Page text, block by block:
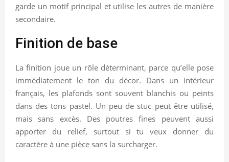
garde un motif principal et utilise les autres de manière
secondaire.
Finition de base
La finition joue un rôle déterminant, parce qu’elle pose
immédiatement le ton du décor. Dans un intérieur
français, les plafonds sont souvent blanchis ou peints
dans des tons pastel. Un peu de stuc peut être utilisé,
mais sans excès. Des poutres fines peuvent aussi
apporter du relief, surtout si tu veux donner du
caractère à une pièce sans la surcharger.